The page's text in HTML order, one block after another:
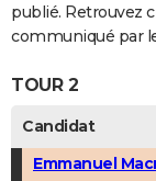
Se connecter
Collèges
Universités
Entreprises
Service militaire
Avis de recherche
AVIS DE DÉCÈS
FORUM
Bricolage
Culture
Television
Voyage
publié. Retrouvez
communiqué par
TOUR 2
Candidat
Emmanuel